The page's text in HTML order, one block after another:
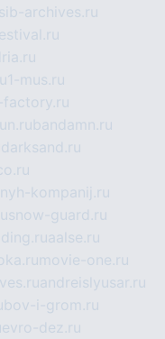
sib-archives.ru
1-mus.ru
factory.ru
bandamn.ru
darksand.ru
kompanij.ru
snow-guard.ru
aalse.ru
movie-one.ru
andreislyusar.ru
i-grom.ru
evro-dez.ru